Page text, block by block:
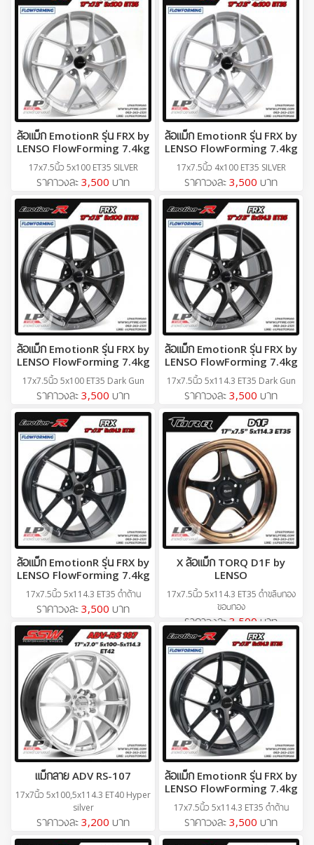
ล้อแม็ก EmotionR รุ่น FRX by
LENSO FlowForming 7.4kg
17x7.5นิ้ว 5x100 ET35 SILVER
ราคาวงละ 3,500 บาท
ล้อแม็ก EmotionR รุ่น FRX by
LENSO FlowForming 7.4kg
17x7.5นิ้ว 4x100 ET35 SILVER
ราคาวงละ 3,500 บาท
ล้อแม็ก EmotionR รุ่น FRX by
LENSO FlowForming 7.4kg
17x7.5นิ้ว 5x100 ET35 Dark Gun
ราคาวงละ 3,500 บาท
ล้อแม็ก EmotionR รุ่น FRX by
LENSO FlowForming 7.4kg
17x7.5นิ้ว 5x114.3 ET35 Dark Gun
ราคาวงละ 3,500 บาท
ล้อแม็ก EmotionR รุ่น FRX by
LENSO FlowForming 7.4kg
17x7.5นิ้ว 5x114.3 ET35 ดำด้าน
ราคาวงละ 3,500 บาท
X ล้อแม็ก TORQ D1F by
LENSO
17x7.5นิ้ว 5x114.3 ET35 ดำขลิบทอง
ขอบทอง
ราคาวงละ 3,500 บาท
แม็กลาย ADV RS-107
17x7นิ้ว 5x100,5x114.3 ET40 Hyper
silver
ราคาวงละ 3,200 บาท
ล้อแม็ก EmotionR รุ่น FRX by
LENSO FlowForming 7.4kg
17x7.5นิ้ว 5x114.3 ET35 ดำด้าน
ราคาวงละ 3,500 บาท